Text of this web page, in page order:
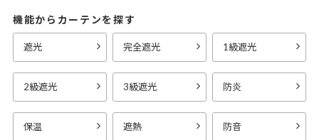
機能からカーテンを探す
遮光 完全遮光 1級遮光
2級遮光 3級遮光 防炎
保温 遮熱 防音